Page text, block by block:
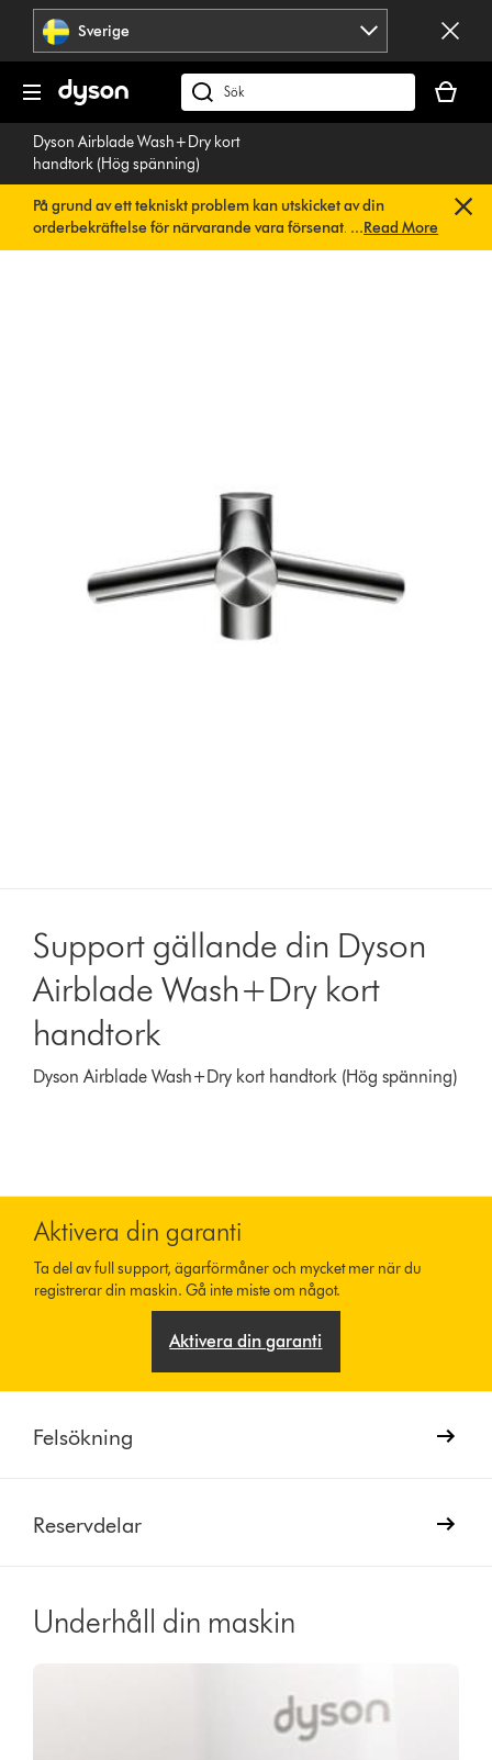
Hoppa
navigering
Sverige
Sök
på
dyson.se
är
tom
Dyson Airblade Wash+Dry kort
handtork (Hög spänning)
På grund av ett tekniskt problem kan utskicket av din
orderbekräftelse för närvarande vara försenat. Vi arbetar
redan på en snabb lösning.Du behöver inte göra någonting.
...Read More
Support gällande din Dyson
Airblade Wash+Dry kort
handtork
Dyson Airblade Wash+Dry kort handtork (Hög spänning)
Aktivera din garanti
Ta del av full support, ägarförmåner och mycket mer när du
registrerar din maskin. Gå inte miste om något.
Aktivera din garanti
Felsökning
Reservdelar
Underhåll din maskin